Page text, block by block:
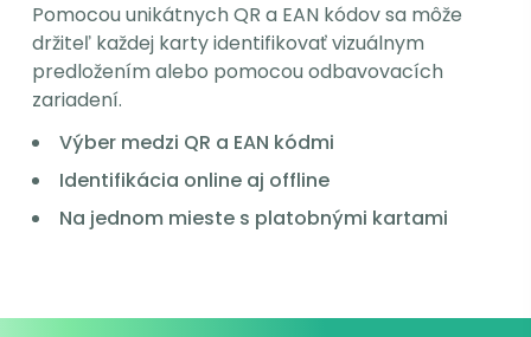
Pomocou unikátnych QR a EAN kódov sa môže
držiteľ každej karty identifikovať vizuálnym
predložením alebo pomocou odbavovacích
zariadení.
Výber medzi QR a EAN kódmi
Identifikácia online aj offline
Na jednom mieste s platobnými kartami